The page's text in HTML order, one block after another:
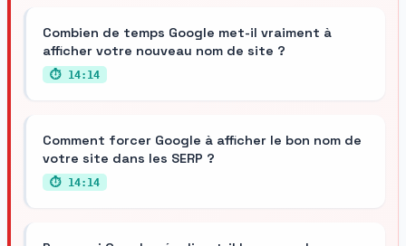
Combien de temps Google met-il vraiment à
afficher votre nouveau nom de site ?
⏱ 14:14
Comment forcer Google à afficher le bon nom de
votre site dans les SERP ?
⏱ 14:14